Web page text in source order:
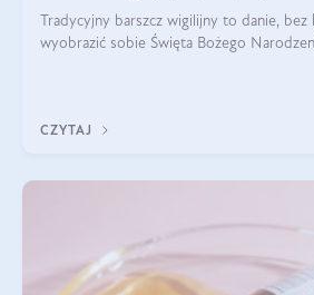
Tradycyjny barszcz wigilijny to danie,
wyobrazić sobie Święta Bożego
CZYTAJ